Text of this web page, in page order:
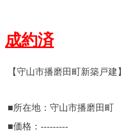
成約済
【守山市播磨田町新築戸建】
■所在地：守山市播磨田 町
■価格：---------